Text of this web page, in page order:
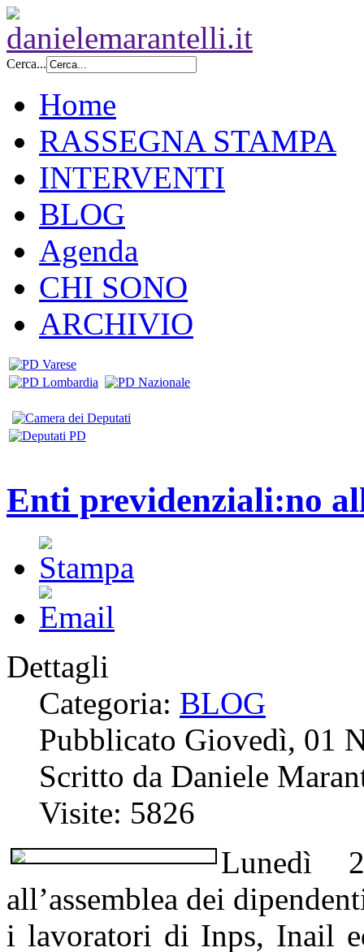
Cerca...
Home
RASSEGNA STAMPA
INTERVENTI
BLOG
Agenda
CHI SONO
ARCHIVIO
Enti previdenziali:no
Dettagli
Categoria: BLOG
Pubblicato Giovedì, 01
Scritto da Daniele
Visite: 5826
Lunedì
all’assemblea dei
i lavoratori di Inps, Inail